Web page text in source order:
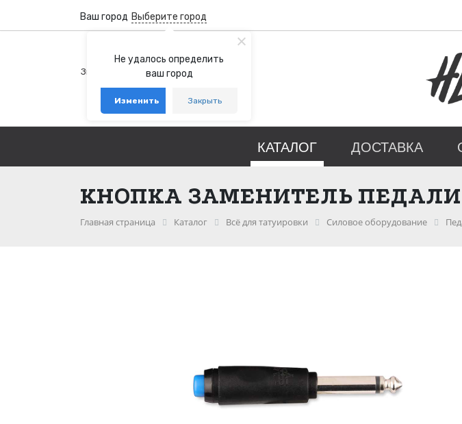
Не удалось определить
ваш город
Изменить Закрыть
Ваш город Выберите город
+7 (800) 100-76-77
Звонок бесплатный по России
+7 (931) 978-88-88
telegram whatsapp
КАТАЛОГ ДОСТАВКА
КНОПКА ЗАМЕНИТЕЛЬ
Главная страница Каталог Всё для татуировки Силовое оборудование